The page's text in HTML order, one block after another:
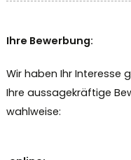
Ihre Bewerbung:
Wir haben Ihr Interesse
Ihre aussagekräftige
wahlweise: